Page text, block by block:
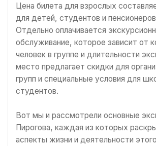
Цена билета для взрослых
для детей, студентов и пенсионеров
Отдельно оплачивается
обслуживание, которое зависит от
человек в группе и длительности
место предлагает скидки для
групп и специальные условия для
студентов.
Вот мы и рассмотрели основные
Пирогова, каждая из которых
аспекты жизни и деятельности этого